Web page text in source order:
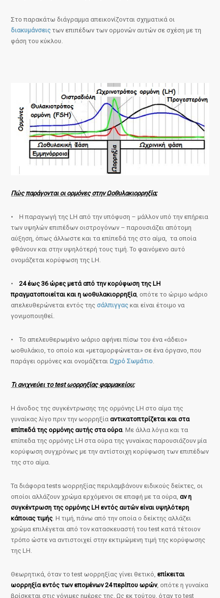
Στο παρακάτω διάγραμμα απεικονίζονται σχηματικά οι
διακυμάνσεις των επιπέδων των ορμονών αυτών σε σχέση με τη
φάση του κύκλου.
Πώς παράγονται οι ορμόνες στην Ωοθυλακιορρηξία;
• Η παραγωγή της LH από την υπόφυση – μάλλον υπό την επήρεια
των υψηλών επιπέδων οιστρογόνων – παρουσιάζει απότομη
αύξηση, όπως άλλωστε και τα επίπεδά της στο αίμα, τα οποία
φθάνουν και στην υψηλότερή τους τιμή. Το φαινόμενο αυτό
ονομάζεται κορύφωση της LH.
•24 έως 36 ώρες μετά από την κορύφωση της LH
πραγματοποιείται και η ωοθυλακιορρηξία, οπότε το ώριμο ωάριο
απελευθερώνεται εντός της σάλπιγγας και είναι έτοιμο να
γονιμοποιηθεί.
• Το απελευθερωμένο ωάριο αφήνει πίσω του ένα «άδειο»
ωοθυλάκιο, το οποίο και «μεταμορφώνεται» σε ένα όργανο, που
παράγει ορμόνες και ονομάζεται Ωχρό Σωμάτιο
Τι ανιχνεύει το test ωορρηξίας φαρμακείου;
Η άνοδος της συγκέντρωσης της ορμόνης LH στο αίμα της
γυναίκας λίγο πριν την ωορρηξίααντικατοπτρίζεται και στα
επίπεδά της ορμόνης αυτής στα ούρα. Με άλλα λόγια και τα
επίπεδα της ορμόνης LH στα ούρα της γυναίκας παρουσιάζουν μία
κορύφωση συγχρόνως με την αντίστοιχη κορύφωση των επιπέδων
της στο αίμα.
Τα διάφορα tests ωορρηξίας περιλαμβάνουν ειδικούς δείκτες, οι
οποίοι αλλάζουν χρώμα ερχόμενοι σε επαφή με τα ούρα, αν η
συγκέντρωση της ορμόνης LH εντός αυτών είναι υψηλότερη
κάποιας τιμής . Η τιμή, πάνω από την οποία ο δείκτης αλλάζει
χρώμα επιλέγεται από τον κατασκευαστή του test κατά τέτοιον
τρόπο ώστε να αντιστοιχεί στην εκτιμώμενη τιμή της κορύφωσης
της LH.
Θεωρητικά, όταν το test ωορρηξίας γίνει θετικό,επίκειται
ωορρηξία εντός των επομένων 24 περίπου ωρών, οπότε η γυναίκα
βρίσκεται στις γόνιμες ημέρες της. Ως εκ τούτου, όταν το test